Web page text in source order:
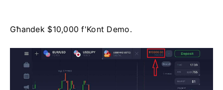
Għandek $10,000 f'Kont Demo.